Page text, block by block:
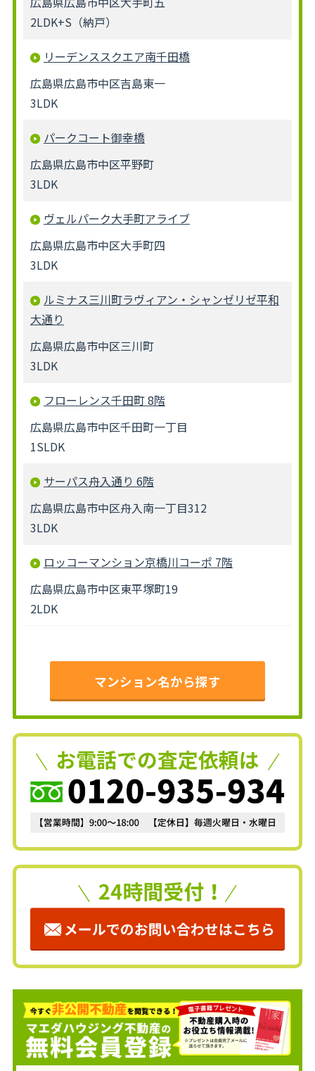
2LDK+S（納戸）
リーデンススクエア南千田橋
広島県広島市中区吉島東一
3LDK
パークコート御幸橋
広島県広島市中区平野町
3LDK
ヴェルパーク大手町アライブ
広島県広島市中区大手町四
3LDK
ルミナス三川町ラヴィアン・シャンゼリゼ平和
大通り
広島県広島市中区三川町
3LDK
フローレンス千田町 8階
広島県広島市中区千田町一丁目
1SLDK
サーパス舟入通り 6階
広島県広島市中区舟入南一丁目312
3LDK
ロッコーマンション京橋川コーポ 7階
広島県広島市中区東平塚町19
2LDK
マンション名から探す